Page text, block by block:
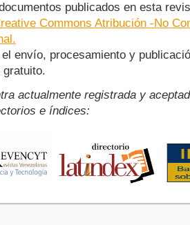
publicados en esta
Commons Atribución -No
el envío, procesamiento y
gratuito.
actualmente registrada y
e índices: